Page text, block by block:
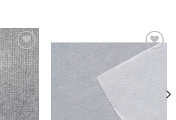
Додати
до
списку
бажань
Додати
бажань